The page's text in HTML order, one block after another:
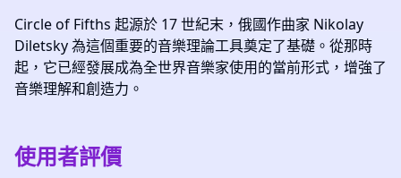
Circle of Fifths 起源於 17 世紀末，俄國作曲家 Nikolay
Diletsky 為這個重要的音樂理論工具奠定了基礎。從那時
起，它已經發展成為全世界音樂家使用的當前形式，增強了
音樂理解和創造力。
使用者評價